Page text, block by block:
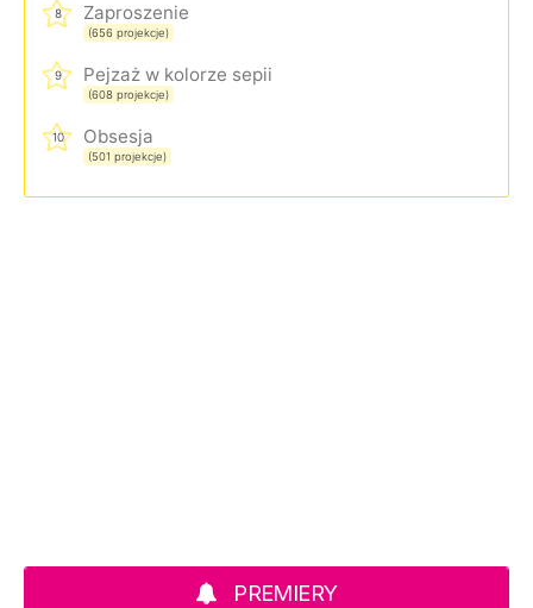
8 Zaproszenie
(656 projekcje)
9 Pejzaż w kolorze sepii
(608 projekcje)
10 Obsesja
(501 projekcje)
PREMIERY